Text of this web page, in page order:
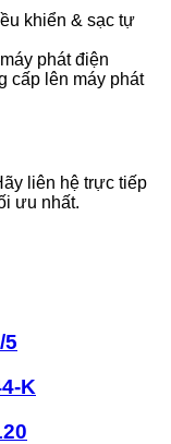
khiển & sạc tự
phát điện
cấp lên máy phát
liên hệ trực tiếp
ưu nhất.
5
K